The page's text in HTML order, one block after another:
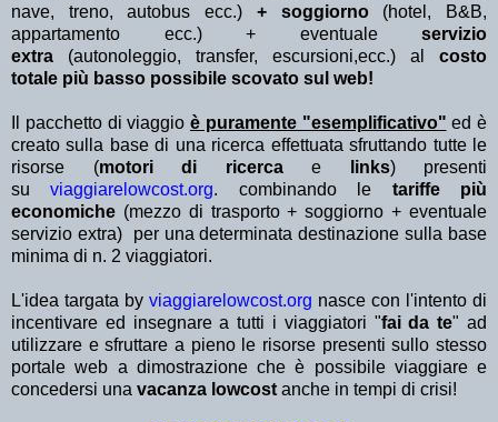
nave, treno, autobus ecc.) + soggiorno(hotel, B&B,
appartamento ecc.) + eventuale servizio
extra (autonoleggio, transfer, escursioni,ecc.) al costo
totale più basso possibile scovato sul web!
Il pacchetto di viaggio è puramente "esemplificativo" ed è
creato sulla base di una ricerca effettuata sfruttando tutte le
risorse (motori di ricerca e links) presenti
suviaggiarelowcost.org. combinando le tariffe più
economiche (mezzo di trasporto + soggiorno + eventuale
servizio extra)
per una determinata destinazione sulla base
minima di n. 2 viaggiatori.
L'idea targata by viaggiarelowcost.org nasce con l'intento di
incentivare ed insegnare a tutti i viaggiatori "fai da te" ad
utilizzare e sfruttare a pieno le risorse presenti sullo stesso
portale web a dimostrazione che è possibile viaggiare e
concedersi una vacanza lowcost anche in tempi di crisi!